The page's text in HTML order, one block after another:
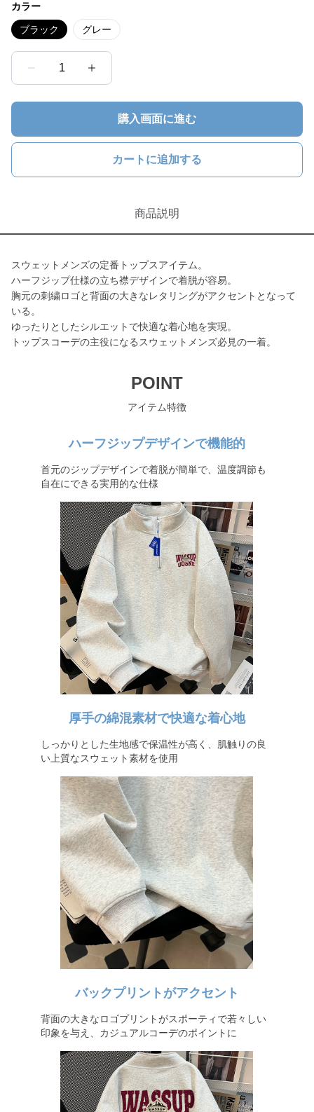
カラー
ブラック グレー
1
購入画面に進む
カートに追加する
商品説明
スウェットメンズの定番トップスアイテム。
ハーフジップ仕様の立ち襟デザインで着脱が容易。
胸元の刺繍ロゴと背面の大きなレタリングがアクセントとなって
いる。
ゆったりとしたシルエットで快適な着心地を実現。
トップスコーデの主役になるスウェットメンズ必見の一着。
POINT
アイテム特徴
ハーフジップデザインで機能的
首元のジップデザインで着脱が簡単で、温度調節も
自在にできる実用的な仕様
厚手の綿混素材で快適な着心地
しっかりとした生地感で保温性が高く、肌触りの良
い上質なスウェット素材を使用
バックプリントがアクセント
背面の大きなロゴプリントがスポーティで若々しい
印象を与え、カジュアルコーデのポイントに